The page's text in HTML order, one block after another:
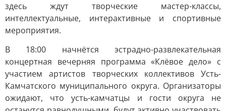
здесь ждут творческие мастер-классы,
интеллектуальные, интерактивные и спортивные
мероприятия.
В 18:00 начнётся эстрадно-развлекательная
концертная вечерняя программа «Клёвое дело» с
участием артистов творческих коллективов Усть-
Камчатского муниципального округа. Организаторы
ожидают, что усть-камчатцы и гости округа не